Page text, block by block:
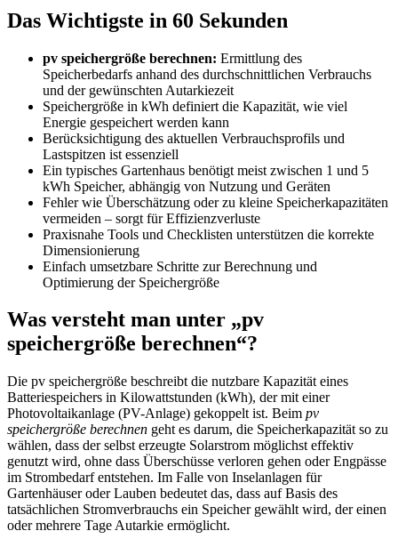
Das Wichtigste in 60 Sekunden
pv speichergröße berechnen: Ermittlung des
Speicherbedarfs anhand des durchschnittlichen Verbrauchs
und der gewünschten Autarkiezeit
Speichergröße in kWh definiert die Kapazität, wie viel
Energie gespeichert werden kann
Berücksichtigung des aktuellen Verbrauchsprofils und
Lastspitzen ist essenziell
Ein typisches Gartenhaus benötigt meist zwischen 1 und 5
kWh Speicher, abhängig von Nutzung und Geräten
Fehler wie Überschätzung oder zu kleine Speicherkapazitäten
vermeiden – sorgt für Effizienzverluste
Praxisnahe Tools und Checklisten unterstützen die korrekte
Dimensionierung
Einfach umsetzbare Schritte zur Berechnung und
Optimierung der Speichergröße
Was versteht man unter „pv
speichergröße berechnen“?
Die pv speichergröße beschreibt die nutzbare Kapazität eines
Batteriespeichers in Kilowattstunden (kWh), der mit einer
Photovoltaikanlage (PV-Anlage) gekoppelt ist. Beim pv
speichergröße berechnen geht es darum, die Speicherkapazität so zu
wählen, dass der selbst erzeugte Solarstrom möglichst effektiv
genutzt wird, ohne dass Überschüsse verloren gehen oder Engpässe
im Strombedarf entstehen. Im Falle von Inselanlagen für
Gartenhäuser oder Lauben bedeutet das, dass auf Basis des
tatsächlichen Stromverbrauchs ein Speicher gewählt wird, der einen
oder mehrere Tage Autarkie ermöglicht.